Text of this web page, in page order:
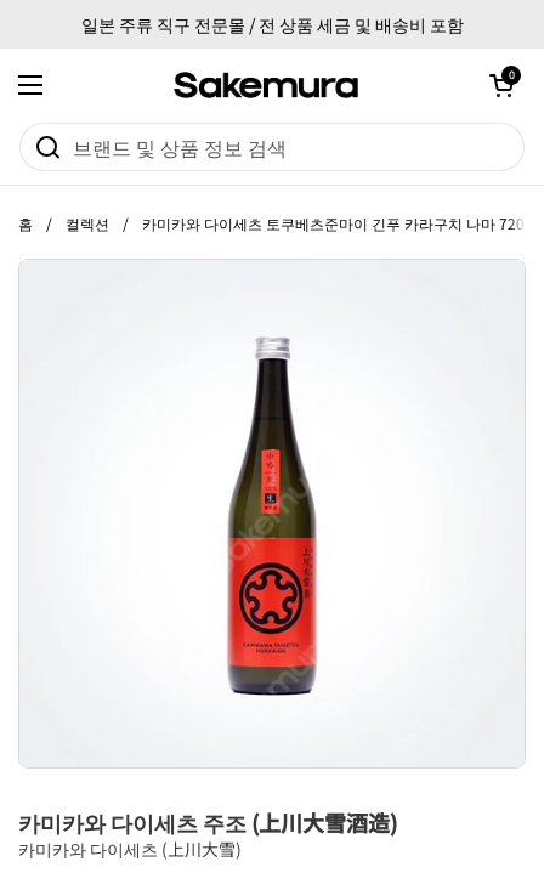
일본 주류 직구 전문몰 / 전 상품 세금 및 배송비 포함
메뉴 열기
카트 열기
0
홈 / 컬렉션 / 카미카와 다이세츠 토쿠베츠준마이 긴푸 카라구치 나마 720ml
카미카와 다이세츠 주조 (上川大雪酒造)
카미카와 다이세츠 (上川大雪)